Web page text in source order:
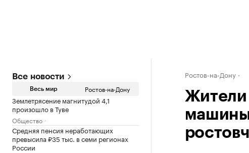
Все новости
Весь мир Ростов-на-Дону
Землетрясение магнитудой 4,1
произошло в Туве
Общество
Средняя пенсия неработающих
превысила ₽35 тыс. в семи регионах
России
Ростов-на-Дону
Жители
машины